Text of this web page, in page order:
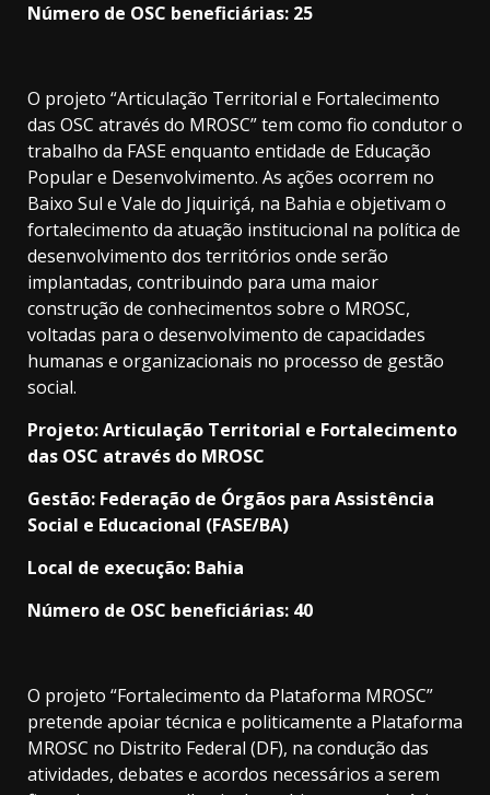
Número de OSC beneficiárias: 25
O projeto “Articulação Territorial e Fortalecimento
das OSC através do MROSC” tem como fio condutor o
trabalho da FASE enquanto entidade de Educação
Popular e Desenvolvimento. As ações ocorrem no
Baixo Sul e Vale do Jiquiriçá, na Bahia e objetivam o
fortalecimento da atuação institucional na política de
desenvolvimento dos territórios onde serão
implantadas, contribuindo para uma maior
construção de conhecimentos sobre o MROSC,
voltadas para o desenvolvimento de capacidades
humanas e organizacionais no processo de gestão
social.
Projeto: Articulação Territorial e Fortalecimento
das OSC através do MROSC
Gestão: Federação de Órgãos para Assistência
Social e Educacional (FASE/BA)
Local de execução: Bahia
Número de OSC beneficiárias: 40
O projeto “Fortalecimento da Plataforma MROSC”
pretende apoiar técnica e politicamente a Plataforma
MROSC no Distrito Federal (DF), na condução das
atividades, debates e acordos necessários a serem